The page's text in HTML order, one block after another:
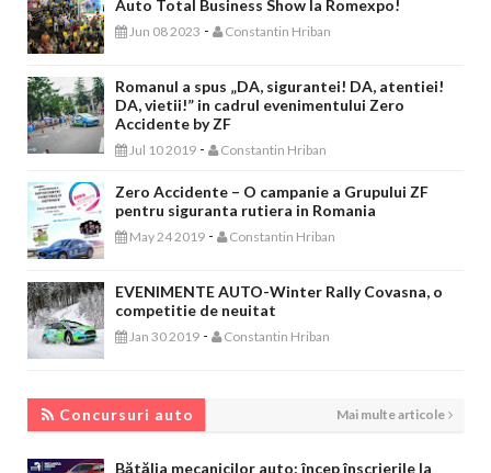
Auto Total Business Show la Romexpo!
Jun 08 2023 - Constantin Hriban
Romanul a spus „DA, sigurantei! DA, atentiei!
DA, vietii!” in cadrul evenimentului Zero
Accidente by ZF
Jul 10 2019 - Constantin Hriban
Zero Accidente – O campanie a Grupului ZF
pentru siguranta rutiera in Romania
May 24 2019 - Constantin Hriban
EVENIMENTE AUTO-Winter Rally Covasna, o
competitie de neuitat
Jan 30 2019 - Constantin Hriban
Concursuri auto Mai multe articole
Bătălia mecanicilor auto: încep înscrierile la